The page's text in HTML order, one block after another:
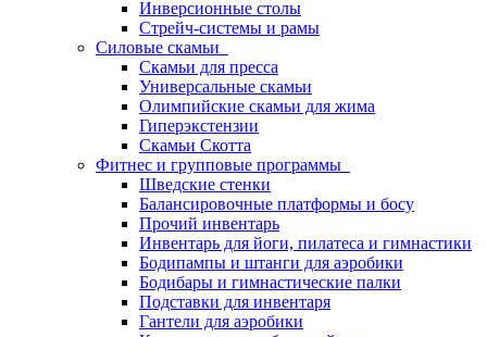
Инверсионные столы
Стрейч-системы и рамы
Силовые скамьи
Скамьи для пресса
Универсальные скамьи
Олимпийские скамьи для жима
Гиперэкстензии
Скамьи Скотта
Фитнес и групповые программы
Шведские стенки
Балансировочные платформы и босу
Прочий инвентарь
Инвентарь для йоги, пилатеса и гимнастики
Бодипампы и штанги для аэробики
Бодибары и гимнастические палки
Подставки для инвентаря
Гантели для аэробики